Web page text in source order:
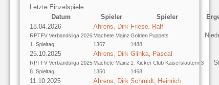
Letzte Einzelspiele
Datum
Spieler Spieler
18.04.2026
RPTFV Verbandsliga 2026
1. Spieltag
Ahrens, Dirk
Machete Mainz
1367
Friese, Ralf
Golden Puppets
1488
25.10.2025
RPTFV Verbandsliga 2025
8. Spieltag
Ahrens, Dirk
Machete Mainz
1350
Glinka, Pascal
1. Kicker Club Kaiserslautern 3
1468
11.10.2025 Ahrens, Dirk Schmidt, Heinrich